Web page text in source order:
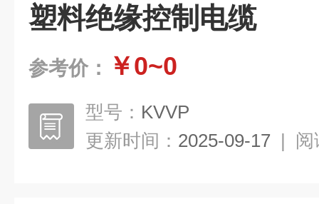
塑料绝缘控制电缆
参考价： ￥0~0
型号： KVVP
更新时间： 2025-09-17 | 阅